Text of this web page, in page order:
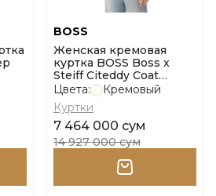
BOSS
Женская кремовая
куртка BOSS Boss x
Steiff Citeddy Coat
размер 32
Цвета:
Кремовый
Куртки
7 464 000 сум
14 927 000 сум